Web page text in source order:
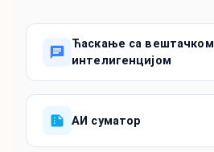
Ћаскање са вештачком
интелигенцијом
АИ суматор